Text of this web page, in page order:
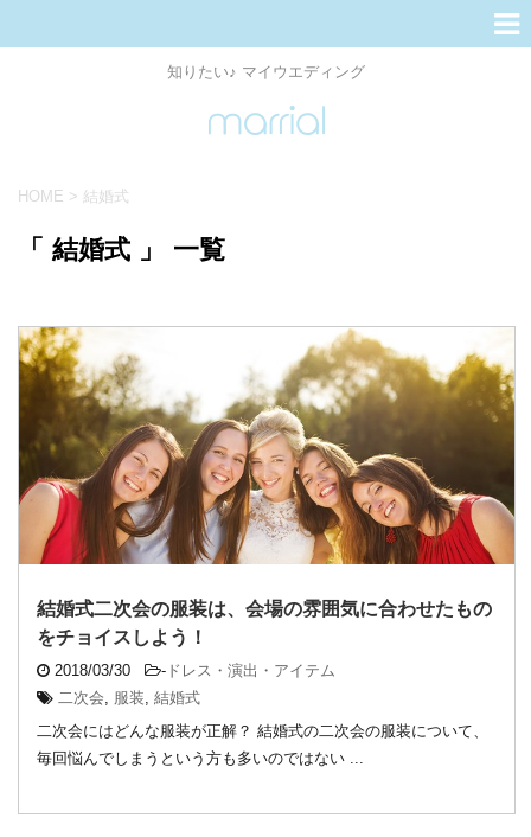
知りたい♪ マイウエディング
HOME > 結婚式
「 結婚式 」 一覧
結婚式二次会の服装は、会場の雰囲気に合わせたもの
をチョイスしよう！
2018/03/30 - ドレス・演出・アイテム
二次会
服装 結婚式
二次会にはどんな服装が正解？ 結婚式の二次会の服装について、
毎回悩んでしまうという方も多いのではない ...